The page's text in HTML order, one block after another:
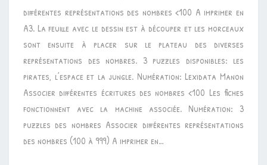
NOMBRES
différentes représentations des nombres <100 A imprimer en
A3. La feuille avec le dessin est à découper et les morceaux
sont ensuite à placer sur le plateau des diverses
représentations des nombres. 3 puzzles disponibles: les
pirates, l’espace et la jungle. Numération: Lexidata Manon
Associer différentes écritures des nombres <100 Les fiches
fonctionnent avec la machine associée. Numération: 3
puzzles des nombres Associer différentes représentations
des nombres (100 à 999) A imprimer en…